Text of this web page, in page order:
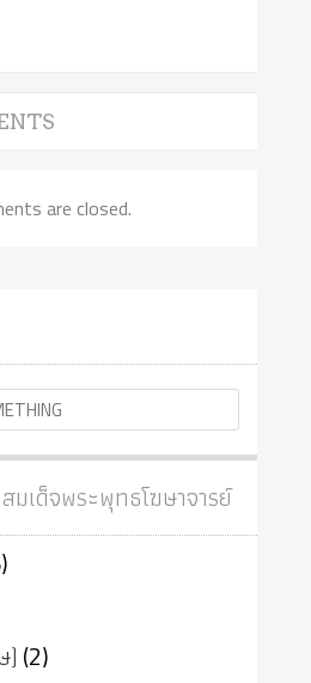
are closed.
มเด็จพระพุทธโฆษาจารย์
) (2)